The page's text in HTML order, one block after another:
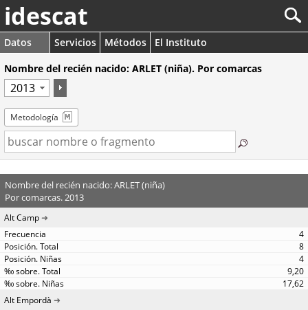
idescat
Datos Servicios Métodos
El Instituto
Nombre del recién nacido: ARLET (niña). Por comarcas
Metodología
Nombre del recién nacido: ARLET (niña)
Por comarcas. 2013
Alt Camp
4
8
4
9,20
17,62
Alt Empordà